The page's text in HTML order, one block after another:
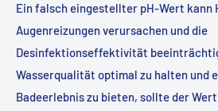
Ein falsch eingestellter pH-Wert kann
Augenreizungen verursachen und die
Desinfektionseffektivität
Wasserqualität optimal zu halten und
Badeerlebnis zu bieten, sollte der